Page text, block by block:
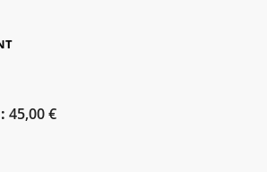
45,00 €